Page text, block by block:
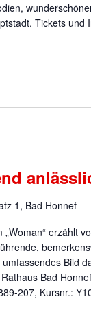
Tickets und
1, Bad Honnef
erzählt
Bild
Bad
207, Kursnr.: